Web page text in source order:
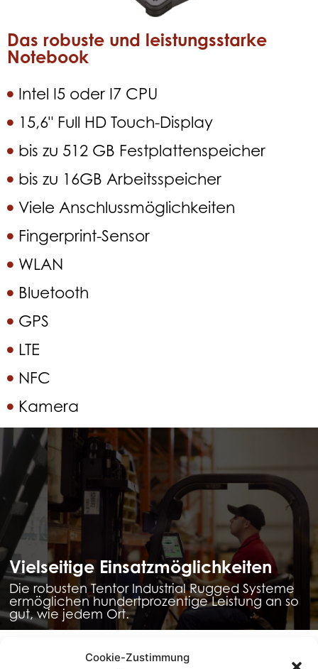
Cookie-Zustimmung
Das robuste und leistungsstarke
Notebook
Intel I5 oder I7 CPU
15,6" Full HD Touch-Display
bis zu 512 GB Festplattenspeicher
bis zu 16GB Arbeitsspeicher
Viele Anschlussmöglichkeiten
Fingerprint-Sensor
WLAN
Bluetooth
GPS
LTE
NFC
Kamera
Vielseitige Einsatzmöglichkeiten
Die robusten Tentor Industrial Rugged Systeme
ermöglichen hundertprozentige Leistung an so
gut, wie jedem Ort.